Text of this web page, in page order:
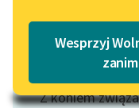
Lektury szkolne i
literatury do słuchania
uczennic i uczniów z
Wesprzyj
Motyw: Koń
Z koniem